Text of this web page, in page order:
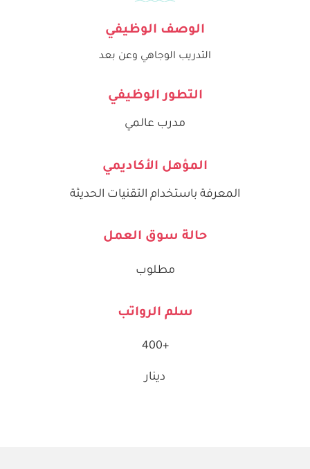
الوصف الوظيفي
التدريب الوجاهي وعن بعد
التطور الوظيفي
مدرب عالمي
المؤهل الأكاديمي
المعرفة باستخدام التقنيات الحديثة
حالة سوق العمل
مطلوب
سلم الرواتب
+400
دينار